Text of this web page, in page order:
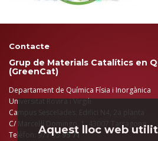
Contacte
Grup de Materials Catalítics en
(GreenCat)
Departament de Química Físia i Inorgànica
Universitat Rovira i Virgili
Campus Sescelades. Edifici N4, 2a planta
C/ Marcel·lí Domingo, 1. 43007 Tarragona
Telèfon: 977 5595 71
Aquest lloc web